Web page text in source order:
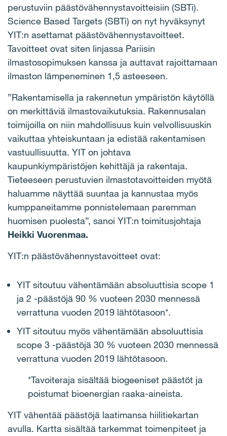
perustuviin päästövähennystavoitteisiin (SBTi).
Science Based Targets (SBTi) on nyt hyväksynyt
YIT:n asettamat päästövähennystavoitteet.
Tavoitteet ovat siten linjassa Pariisin
ilmastosopimuksen kanssa ja auttavat rajoittamaan
ilmaston lämpeneminen 1,5 asteeseen.
”Rakentamisella ja rakennetun ympäristön käytöllä
on merkittäviä ilmastovaikutuksia. Rakennusalan
toimijoilla on niin mahdollisuus kuin velvollisuuskin
vaikuttaa yhteiskuntaan ja edistää rakentamisen
vastuullisuutta. YIT on johtava
kaupunkiympäristöjen kehittäjä ja rakentaja.
Tieteeseen perustuvien ilmastotavoitteiden myötä
haluamme näyttää suuntaa ja kannustaa myös
kumppaneitamme ponnistelemaan paremman
huomisen puolesta”, sanoi YIT:n toimitusjohtaja
Heikki Vuorenmaa.
YIT:n päästövähennystavoitteet ovat:
YIT sitoutuu vähentämään absoluuttisia scope 1
ja 2 -päästöjä 90 % vuoteen 2030 mennessä
verrattuna vuoden 2019 lähtötasoon*.
YIT sitoutuu myös vähentämään absoluuttisia
scope 3 -päästöjä 30 % vuoteen 2030 mennessä
verrattuna vuoden 2019 lähtötasoon.
*Tavoiteraja sisältää biogeeniset päästöt ja
poistumat bioenergian raaka-aineista.
YIT vähentää päästöjä laatimansa hiilitiekartan
avulla. Kartta sisältää tarkemmat toimenpiteet ja